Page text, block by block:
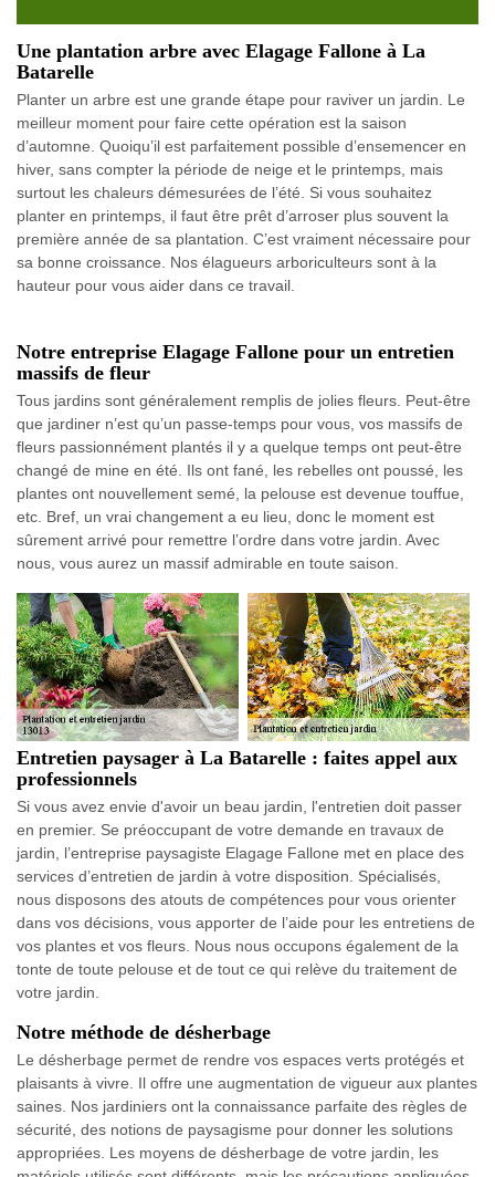
Une plantation arbre avec Elagage Fallone à La
Batarelle
Planter un arbre est une grande étape pour raviver un jardin. Le
meilleur moment pour faire cette opération est la saison
d’automne. Quoiqu’il est parfaitement possible d’ensemencer en
hiver, sans compter la période de neige et le printemps, mais
surtout les chaleurs démesurées de l’été. Si vous souhaitez
planter en printemps, il faut être prêt d’arroser plus souvent la
première année de sa plantation. C’est vraiment nécessaire pour
sa bonne croissance. Nos élagueurs arboriculteurs sont à la
hauteur pour vous aider dans ce travail.
Notre entreprise Elagage Fallone pour un entretien
massifs de fleur
Tous jardins sont généralement remplis de jolies fleurs. Peut-être
que jardiner n’est qu’un passe-temps pour vous, vos massifs de
fleurs passionnément plantés il y a quelque temps ont peut-être
changé de mine en été. Ils ont fané, les rebelles ont poussé, les
plantes ont nouvellement semé, la pelouse est devenue touffue,
etc. Bref, un vrai changement a eu lieu, donc le moment est
sûrement arrivé pour remettre l’ordre dans votre jardin. Avec
nous, vous aurez un massif admirable en toute saison.
Entretien paysager à La Batarelle : faites appel aux
professionnels
Si vous avez envie d'avoir un beau jardin, l'entretien doit passer
en premier. Se préoccupant de votre demande en travaux de
jardin, l’entreprise paysagiste Elagage Fallone met en place des
services d’entretien de jardin à votre disposition. Spécialisés,
nous disposons des atouts de compétences pour vous orienter
dans vos décisions, vous apporter de l’aide pour les entretiens de
vos plantes et vos fleurs. Nous nous occupons également de la
tonte de toute pelouse et de tout ce qui relève du traitement de
votre jardin.
Notre méthode de désherbage
Le désherbage permet de rendre vos espaces verts protégés et
plaisants à vivre. Il offre une augmentation de vigueur aux plantes
saines. Nos jardiniers ont la connaissance parfaite des règles de
sécurité, des notions de paysagisme pour donner les solutions
appropriées. Les moyens de désherbage de votre jardin, les